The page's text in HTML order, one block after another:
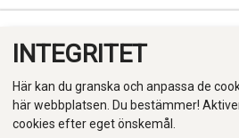
INTEGRITET
Här kan du granska och anpassa de
här webbplatsen. Du bestämmer!
cookies efter eget önskemål.